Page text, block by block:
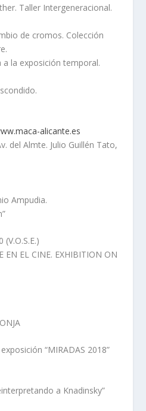
Taller Intergeneracional.
de cromos. Colección
a la exposición temporal.
alicante.es
del Almte. Julio Guillén Tato,
Ampudia.
EN EL CINE. EXHIBITION ON
“MIRADAS 2018”
a Knadinsky”